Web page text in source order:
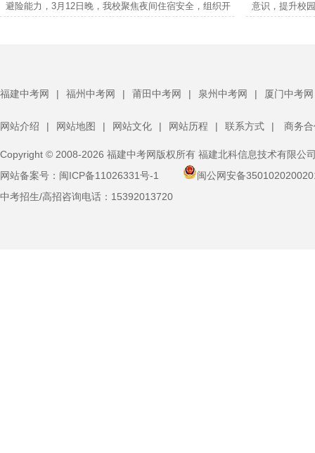
训。
避险能力，3月12日晚，我校聚焦夜间住宿安全，组织开
意识，提升校
福建中考网 | 福州中考网 | 莆田中考网 | 泉州中考网 | 厦门中考网
网站介绍 | 网站地图 | 网站文化 | 网站历程 | 联系方式 | 商务
Copyright © 2008-2026 福建中考网版权所有 福建北科信息技术有限公
网站备案号： 闽ICP备11026331号-1
闽公网安备
中考招生/高招咨询电话： 15392013720